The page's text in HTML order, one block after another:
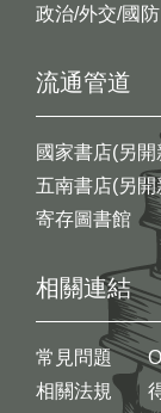
政治/外交/國防
流通管道
國家書店(另
五南書店(另開
寄存圖書館
相關連結
常見問題
相關法規